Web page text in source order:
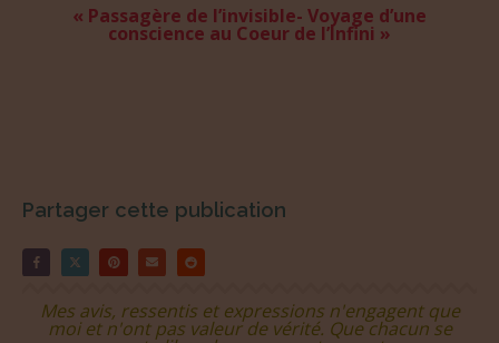
« Passagère de l’invisible- Voyage d’une
conscience au Coeur de l’Infini »
Partager cette publication
Mes avis, ressentis et expressions n'engagent que
moi et n'ont pas valeur de vérité. Que chacun se